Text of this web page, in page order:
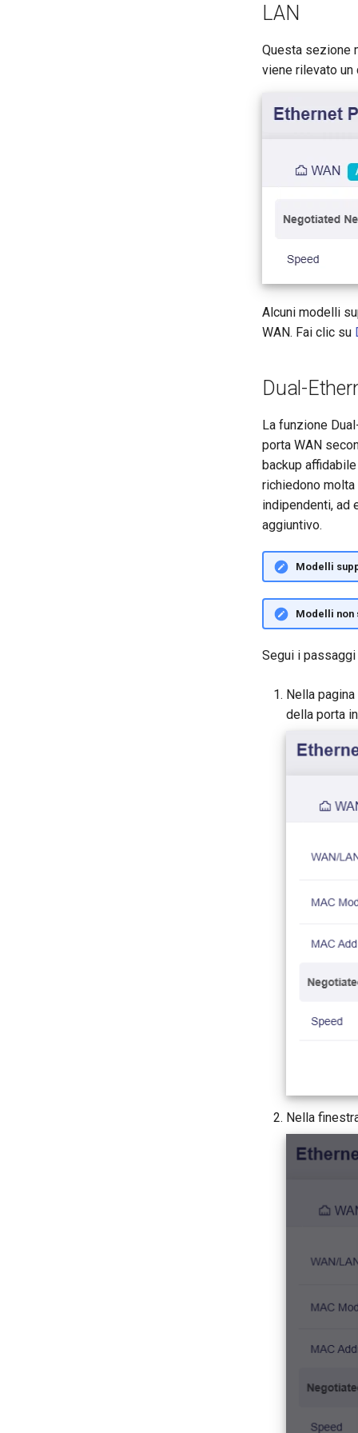
LAN
Questa sezione
viene rilevato un
Alcuni modelli
WAN. Fai clic su
Dual-
La funzione
porta WAN
backup
richiedono
indipendenti, ad
aggiuntivo.
Modelli
Modelli non
Segui i passaggi
Nella pagina
della porta
Nella